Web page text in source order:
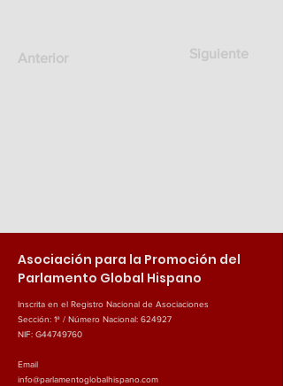
Anterior Siguiente
Asociación para la Promoción del
Parlamento Global Hispano
Inscrita en el Registro Nacional de Asociaciones
Sección: 1ª / Número Nacional: 624927
NIF: G44749760
Email
info@parlamentoglobalhispano.com